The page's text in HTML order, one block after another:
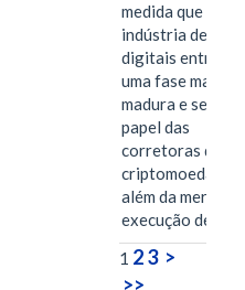
medida que a
indústria de
digitais entra em
uma fase mais
madura e
papel das
corretoras de
criptomoedas
além da mera
execução de…
1 23 >
>>